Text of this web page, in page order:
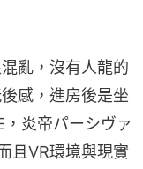
亂，沒有人龍的
感，進房後是坐
炎帝パーシヴァ
且VR環境與現實